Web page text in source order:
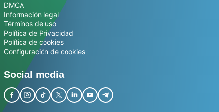
DMCA
Información legal
Términos de uso
Política de Privacidad
Política de cookies
Configuración de cookies
Social media